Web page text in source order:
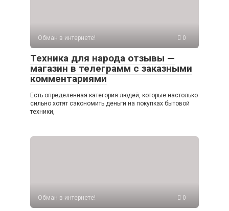
Обман в интернете! 0
Техника для народа отзывы —
магазин в телеграмм с заказными
комментариями
Есть определенная категория людей, которые настолько
сильно хотят сэкономить деньги на покупках бытовой
техники,
Обман в интернете! 0